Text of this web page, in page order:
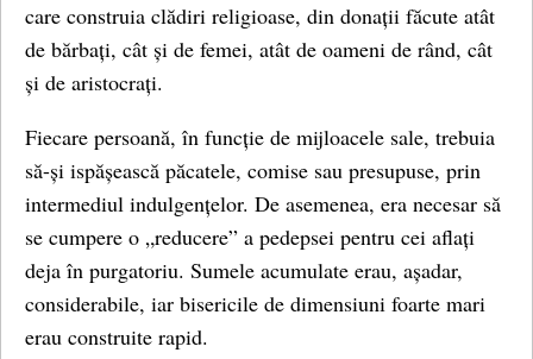
care construia clădiri religioase, din donații făcute atât
de bărbați, cât și de femei, atât de oameni de rând, cât
și de aristocrați.
Fiecare persoană, în funcție de mijloacele sale, trebuia
să-și ispășească păcatele, comise sau presupuse, prin
intermediul indulgențelor. De asemenea, era necesar să
se cumpere o „reducere” a pedepsei pentru cei aflați
deja în purgatoriu. Sumele acumulate erau, așadar,
considerabile, iar bisericile de dimensiuni foarte mari
erau construite rapid.